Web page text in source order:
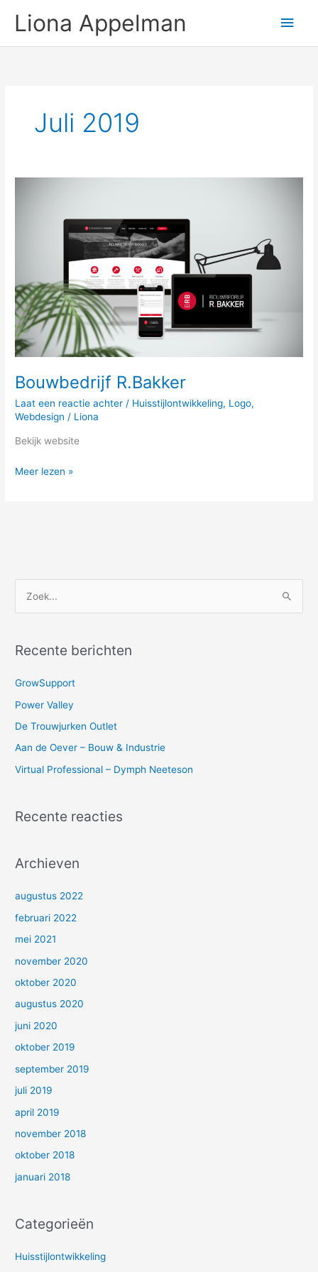
Liona Appelman
Juli 2019
Bouwbedrijf R.Bakker
Laat een reactie achter / Huisstijlontwikkeling, Logo,
Webdesign / Liona
Bekijk website
Meer lezen »
k
r
:
Recente berichten
GrowSupport
Power Valley
De Trouwjurken Outlet
Aan de Oever – Bouw & Industrie
Virtual Professional – Dymph Neeteson
Recente reacties
Archieven
augustus 2022
februari 2022
mei 2021
november 2020
oktober 2020
augustus 2020
juni 2020
oktober 2019
september 2019
juli 2019
april 2019
november 2018
oktober 2018
januari 2018
Categorieën
Huisstijlontwikkeling